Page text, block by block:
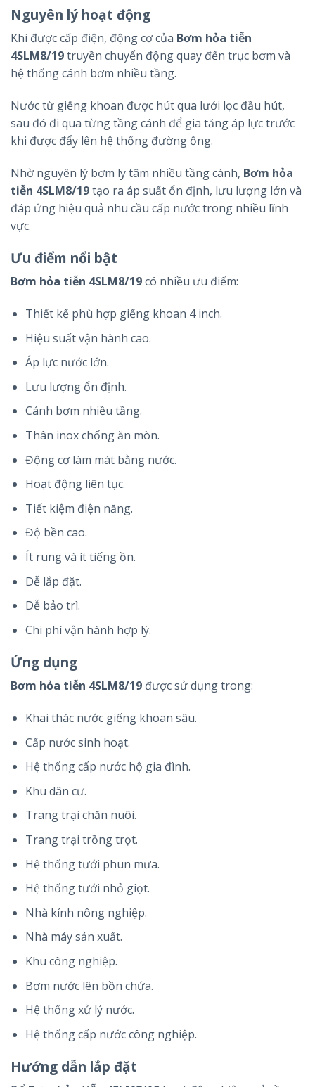
Nguyên lý hoạt động
Khi được cấp điện, động cơ của Bơm hỏa tiễn
4SLM8/19truyền chuyển động quay đến trục bơm và
hệ thống cánh bơm nhiều tầng.
Nước từ giếng khoan được hút qua lưới lọc đầu hút,
sau đó đi qua từng tầng cánh để gia tăng áp lực trước
khi được đẩy lên hệ thống đường ống.
Nhờ nguyên lý bơm ly tâm nhiều tầng cánh, Bơm hỏa
tiễn 4SLM8/19tạo ra áp suất ổn định, lưu lượng lớn và
đáp ứng hiệu quả nhu cầu cấp nước trong nhiều lĩnh
vực.
Ưu điểm nổi bật
Bơm hỏa tiễn 4SLM8/19có nhiều ưu điểm:
Thiết kế phù hợp giếng khoan 4 inch.
Hiệu suất vận hành cao.
Áp lực nước lớn.
Lưu lượng ổn định.
Cánh bơm nhiều tầng.
Thân inox chống ăn mòn.
Động cơ làm mát bằng nước.
Hoạt động liên tục.
Tiết kiệm điện năng.
Độ bền cao.
Ít rung và ít tiếng ồn.
Dễ lắp đặt.
Dễ bảo trì.
Chi phí vận hành hợp lý.
Ứng dụng
Bơm hỏa tiễn 4SLM8/19 được sử dụng trong:
Khai thác nước giếng khoan sâu.
Cấp nước sinh hoạt.
Hệ thống cấp nước hộ gia đình.
Khu dân cư.
Trang trại chăn nuôi.
Trang trại trồng trọt.
Hệ thống tưới phun mưa.
Hệ thống tưới nhỏ giọt.
Nhà kính nông nghiệp.
Nhà máy sản xuất.
Khu công nghiệp.
Bơm nước lên bồn chứa.
Hệ thống xử lý nước.
Hệ thống cấp nước công nghiệp.
Hướng dẫn lắp đặt